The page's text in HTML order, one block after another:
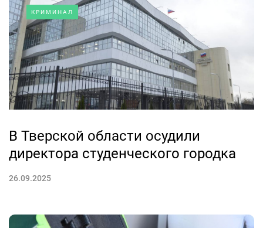
КРИМИНАЛ
В Тверской области осудили
директора студенческого городка
26.09.2025